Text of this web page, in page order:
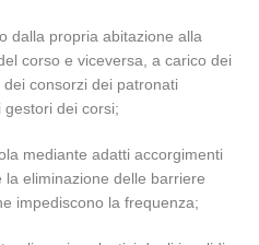
dalla propria abitazione alla
corso e viceversa, a carico dei
consorzi dei patronati
gestori dei corsi;
mediante adatti accorgimenti
la eliminazione delle barriere
impediscono la frequenza;